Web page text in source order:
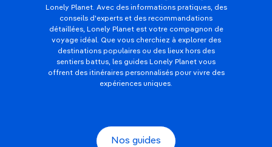
Lonely Planet. Avec des informations pratiques, des
conseils d'experts et des recommandations
détaillées, Lonely Planet est votre compagnon de
voyage idéal. Que vous cherchiez à explorer des
destinations populaires ou des lieux hors des
sentiers battus, les guides Lonely Planet vous
offrent des itinéraires personnalisés pour vivre des
expériences uniques.
Nos guides